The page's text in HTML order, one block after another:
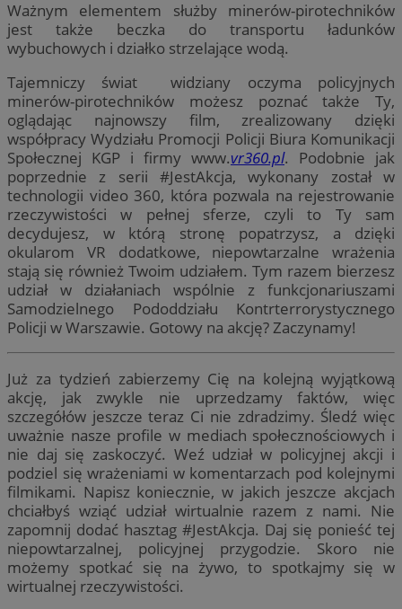
Ważnym elementem służby minerów-pirotechników
jest także beczka do transportu ładunków
wybuchowych i działko strzelające wodą.
Tajemniczy świat widziany oczyma policyjnych
minerów-pirotechników możesz poznać także Ty,
oglądając najnowszy film, zrealizowany dzięki
współpracy Wydziału Promocji Policji Biura Komunikacji
Społecznej KGP i firmy www.vr360.pl. Podobnie jak
poprzednie z serii #JestAkcja, wykonany został w
technologii video 360, która pozwala na rejestrowanie
rzeczywistości w pełnej sferze, czyli to Ty sam
decydujesz, w którą stronę popatrzysz, a dzięki
okularom VR dodatkowe, niepowtarzalne wrażenia
stają się również Twoim udziałem. Tym razem bierzesz
udział w działaniach wspólnie z funkcjonariuszami
Samodzielnego Pododdziału Kontrterrorystycznego
Policji w Warszawie. Gotowy na akcję? Zaczynamy!
Już za tydzień zabierzemy Cię na kolejną wyjątkową
akcję, jak zwykle nie uprzedzamy faktów, więc
szczegółów jeszcze teraz Ci nie zdradzimy. Śledź więc
uważnie nasze profile w mediach społecznościowych i
nie daj się zaskoczyć. Weź udział w policyjnej akcji i
podziel się wrażeniami w komentarzach pod kolejnymi
filmikami. Napisz koniecznie, w jakich jeszcze akcjach
chciałbyś wziąć udział wirtualnie razem z nami. Nie
zapomnij dodać hasztag #JestAkcja. Daj się ponieść tej
niepowtarzalnej, policyjnej przygodzie. Skoro nie
możemy spotkać się na żywo, to spotkajmy się w
wirtualnej rzeczywistości.